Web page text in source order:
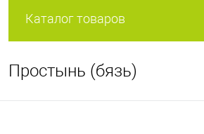
Каталог товаров
Простынь (бязь)